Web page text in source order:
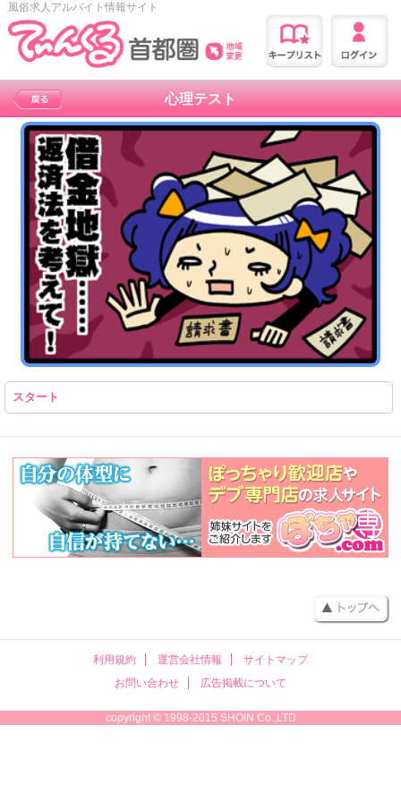
風俗求人アルバイト情報サイト
心理テスト
スタート
利用規約 運営会社情報
サイトマップ
お問い合わせ
広告掲載について
copyright © 1998-2015 SHOIN Co.,LTD